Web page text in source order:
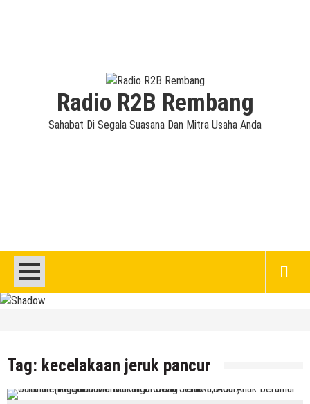
Radio R2B Rembang
Sahabat Di Segala Suasana Dan Mitra Usaha Anda
Lapangan Standar Nasional Di Sekolah
Rakyat Rembang
7 Agustus 2026 by musa r2b
Tag: kecelakaan jeruk pancur